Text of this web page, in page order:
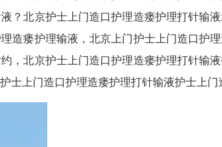
？北京护士上门造口护理造瘘护理打针输
造瘘护理输液，北京上门护士上门造口护
，北京护士上门造口护理造瘘护理打针输
士上门造口护理造瘘护理打针输液护士上